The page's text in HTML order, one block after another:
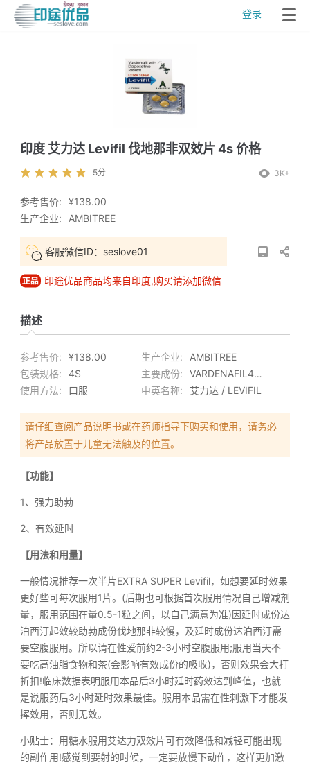
登录
印度 艾力达 Levifil 伐地那非双效片 4s 价格
5分 3K+
参考售价:
¥138.00
生产企业:
AMBITREE
客服微信ID：seslove01
印途优品商品均来自印度,购买请添加微信
描述
参考售价: ¥138.00 生产企业:
AMBITREE
包装规格:
4S 主要成份:
VARDENAFIL40MG+DAPOXETINE60MG
使用方法:
口服 中英名称: 艾力达 / LEVIFIL
请仔细查阅产品说明书或在药师指导下购买和使用，请务必
将产品放置于儿童无法触及的位置。
【功能】
1、强力助勃
2、有效延时
【用法和用量】
一般情况推荐一次半片EXTRA SUPER Levifil，如想要延时效果
更好些可每次服用1片。(后期也可根据首次服用情况自己增减剂
量，服用范围在量0.5-1粒之间，以自己满意为准)因延时成份达
泊西汀起效较助勃成份伐地那非较慢，及延时成份达泊西汀需
要空腹服用。所以请在性爱前约2-3小时空腹服用;服用当天不
要吃高油脂食物和茶(会影响有效成份的吸收)，否则效果会大打
折扣!临床数据表明服用本品后3小时延时药效达到峰值，也就
是说服药后3小时延时效果最佳。服用本品需在性刺激下才能发
挥效用，否则无效。
小贴士：用糖水服用艾达力双效片可有效降低和减轻可能出现
的副作用!感觉到要射的时候，一定要放慢下动作，这样更加激